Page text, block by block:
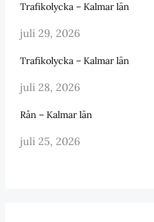
Trafikolycka – Kalmar län
juli 29, 2026
Trafikolycka – Kalmar län
juli 28, 2026
Rån – Kalmar län
juli 25, 2026